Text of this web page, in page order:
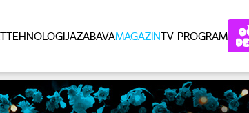
TEHNOLOGIJAZABAVAMAGAZINTV PROGRAM